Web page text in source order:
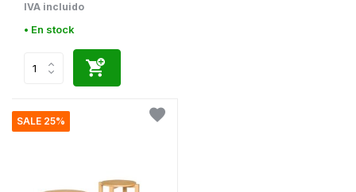
IVA incluido
• En stock
SALE 25%